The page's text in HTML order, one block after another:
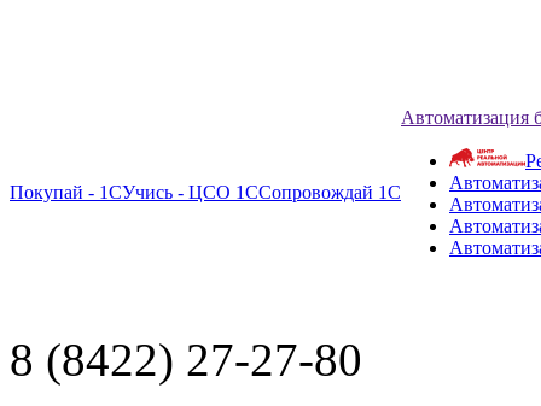
Покупай - 1СУчись - ЦСО 1ССопровождай 1С
Автоматизация
8 (8422) 27-27-80